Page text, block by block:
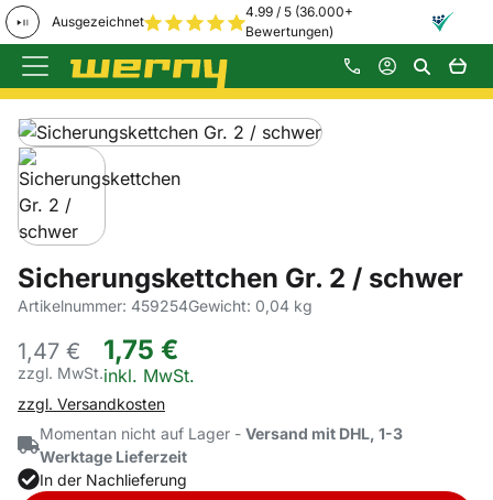
Ausgezeichnet
4.99 / 5 (36.000+
Bewertungen)
Zum Hauptinhalt springen
Produktgalerie
Zur Kaufbox springen
Sicherungskettchen Gr. 2 / schwer
Artikelnummer: 459254Gewicht: 0,04 kg
1,47 €
zzgl. MwSt.
1,75 €
Steuerhinweis:
inkl. MwSt.
zzgl. Versandkosten
Momentan nicht auf Lager - Versand mit DHL, 1-3
Werktage Lieferzeit
In der Nachlieferung